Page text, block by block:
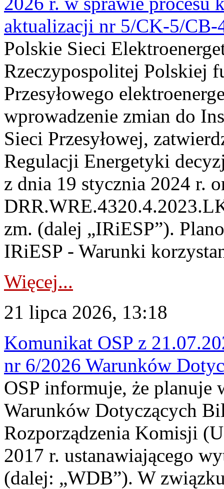
aktualizacji nr 5/CK-5/CB-
Polskie Sieci
Rzeczypospolitej Polskiej
Przesyłowego
wprowadzenie zmian do
Sieci Przesyłowej,
Regulacji Energetyki
z dnia 19 stycznia 2024 r.
zm. (dalej „IRiESP”).
IRiESP - Warunki
Więcej...
21 lipca 2026, 13:18
Komunikat OSP z
nr 6/2026 Warunków
OSP informuje, że planuje
Warunków Dotyczących
Rozporządzenia Komisji
2017 r. ustanawiającego
(dalej: „WDB”). W